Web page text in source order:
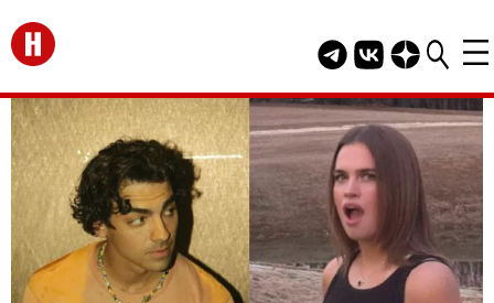
Перейти на главную
Telegram канал
Группа HELLO
Канал